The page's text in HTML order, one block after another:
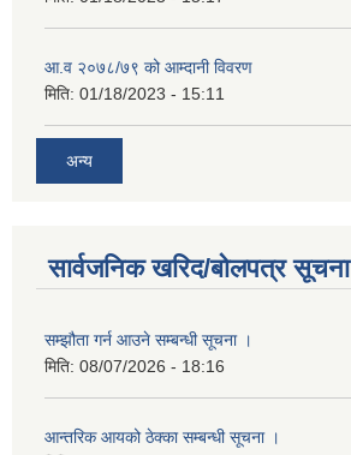
आ.व २०७८/७९ को आम्दानी विवरण
मिति: 01/18/2023 - 15:11
अन्य
सार्वजनिक खरिद/बोलपत्र सूचना
सम्झौता गर्न आउने सम्बन्धी सूचना ।
मिति: 08/07/2026 - 18:16
आन्तरिक आयको ठेक्का सम्बन्धी सूचना ।